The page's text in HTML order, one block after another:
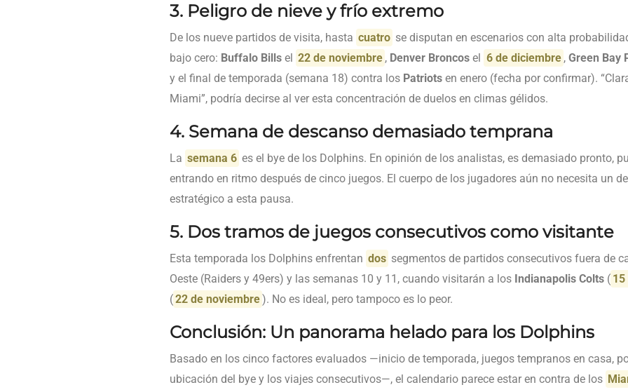
3. Peligro de nieve y frío extremo
De los nueve partidos de visita, hasta cuatro se disputan en escenarios con alta
bajo cero: Buffalo Bills el 22 de noviembre , Denver Broncos el 6 de diciembre , Green Bay
y el final de temporada (semana 18) contra los Patriots en enero (fecha por confirmar).
Miami”, podría decirse al ver esta concentración de duelos en climas gélidos.
4. Semana de descanso demasiado temprana
La semana 6 es el bye de los Dolphins. En opinión de los analistas, es demasiado pronto,
entrando en ritmo después de cinco juegos. El cuerpo de los jugadores aún no necesita un
estratégico a esta pausa.
5. Dos tramos de juegos consecutivos como visitante
Esta temporada los Dolphins enfrentan dos segmentos de partidos consecutivos fuera de
Oeste (Raiders y 49ers) y las semanas 10 y 11, cuando visitarán a los Indianapolis Colts (
(22 de noviembre). No es ideal, pero tampoco es lo peor.
Conclusión: Un panorama helado para los Dolphins
Basado en los cinco factores evaluados —inicio de temporada, juegos tempranos en casa,
ubicación del bye y los viajes consecutivos—, el calendario parece estar en contra de los